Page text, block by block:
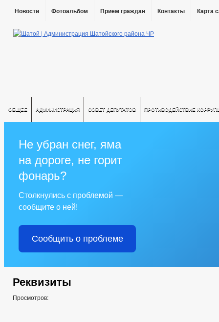
Новости Фотоальбом Прием граждан Контакты Карта
ОБЩЕЕ АДМИНИСТРАЦИЯ СОВЕТ ДЕПУТАТОВ ПРОТИВОДЕЙСТВИЕ
Не убран снег, яма
на дороге, не горит
фонарь?
Столкнулись с проблемой —
сообщите о ней!
Сообщить о проблеме
Реквизиты
Просмотров: